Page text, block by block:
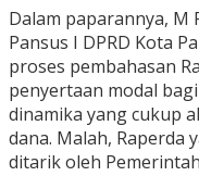
Dalam paparannya, M
Pansus I DPRD Kota
proses pembahasan
penyertaan modal
dinamika yang cukup
dana. Malah, Raperda
ditarik oleh